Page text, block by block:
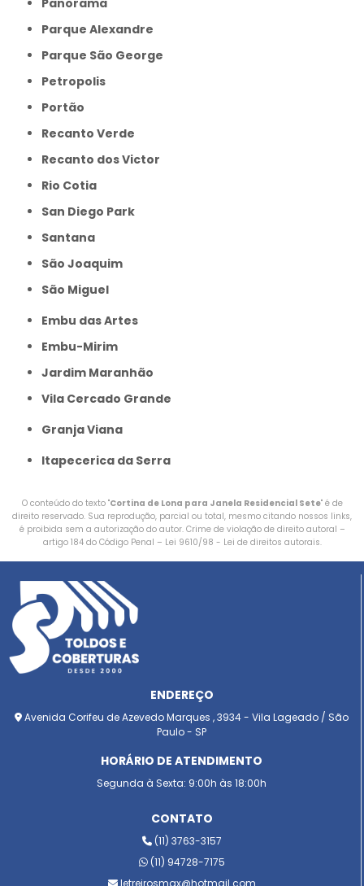
Panorama
Parque Alexandre
Parque São George
Petropolis
Portão
Recanto Verde
Recanto dos Victor
Rio Cotia
San Diego Park
Santana
São Joaquim
São Miguel
Embu das Artes
Embu-Mirim
Jardim Maranhão
Vila Cercado Grande
Granja Viana
Itapecerica da Serra
O conteúdo do texto "Cortina de Lona para Janela Residencial Sete" é de
direito reservado. Sua reprodução, parcial ou total, mesmo citando nossos links,
é proibida sem a autorização do autor. Crime de violação de direito autoral –
artigo 184 do Código Penal – Lei 9610/98 - Lei de direitos autorais.
ENDEREÇO
Avenida Corifeu de Azevedo Marques , 3934 - Vila Lageado / São
Paulo - SP
HORÁRIO DE ATENDIMENTO
Segunda à Sexta: 9:00h às 18:00h
CONTATO
(11) 3763-3157
(11) 94728-7175
letreirosmax@hotmail.com